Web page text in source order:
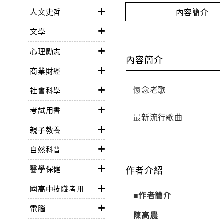
人文史哲
文學
心理勵志
商業財經
社會科學
考試用書
親子教養
自然科普
醫學保健
國高中技職考用
電腦
內容簡介
內容簡介
懷念老歌
最新流行歌曲
作者介紹
■作者簡介
陳高農